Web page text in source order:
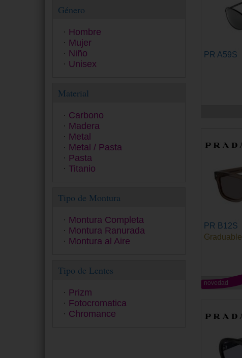
Marc Jacobs
Michael Kors
Missoni
Moschino
Oakley
Persol
Polaroid Ancillaries
Polaroid Sunglasses
Police
Polo Ralph Lauren
Prada
Prada Linea Rossa
Ralph
Seventh Street
Swarovski
Tom Ford
Tommy Hilfiger
Versace
Yalea
Zadig&Voltaire
Género
Hombre
Mujer
Niño
Unisex
Material
Carbono
Madera
Metal
Metal / Pasta
Pasta
Titanio
Tipo de Montura
Montura Completa
Montura Ranurada
Montura al Aire
Tipo de Lentes
Prizm
Fotocromatica
Chromance
PR A59S
PR B12S
Graduable
novedad